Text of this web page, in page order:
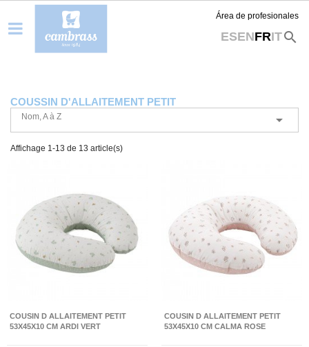
Área de profesionales
ESENFRITsearch
COUSSIN D'ALLAITEMENT PETIT
Nom, A à Z 
Affichage 1-13 de 13 article(s)
COUSIN D ALLAITEMENT PETIT
53X45X10 CM ARDI VERT
COUSIN D ALLAITEMENT PETIT
53X45X10 CM CALMA ROSE